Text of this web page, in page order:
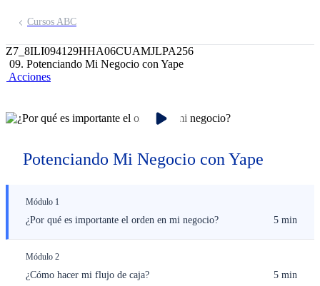
Cursos ABC
Z7_8ILI094129HHA06CUAMJLPA256
09. Potenciando Mi Negocio con Yape
Acciones
Potenciando Mi Negocio con Yape
Módulo 1
¿Por qué es importante el orden en mi negocio? 5 min
Módulo 2
¿Cómo hacer mi flujo de caja? 5 min